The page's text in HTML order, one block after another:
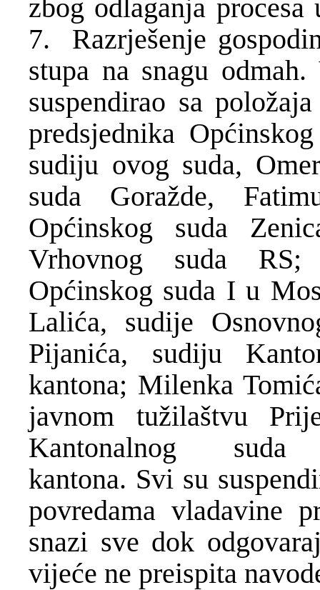
zbog odlaganja
7. Razrješenje
stupa na snagu
suspendirao sa
predsjednika
sudiju ovog suda,
suda Goražde,
Općinskog suda
Vrhovnog suda RS;
Općinskog suda I u
Lalića, sudije
Pijanića, sudiju
kantona; Milenka
javnom tužilaštvu
Kantonalnog suda
kantona. Svi su
povredama vladavine
snazi sve dok
vijeće ne preispita